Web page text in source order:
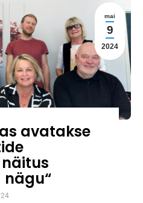
mai
9
2024
avatakse
nägu“